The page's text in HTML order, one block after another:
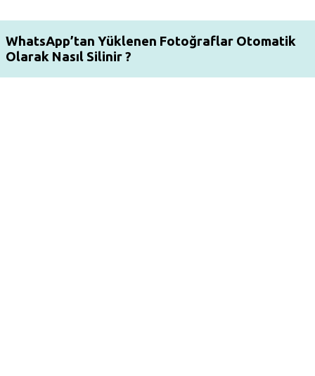
WhatsApp’tan Yüklenen Fotoğraflar Otomatik
Olarak Nasıl Silinir ?